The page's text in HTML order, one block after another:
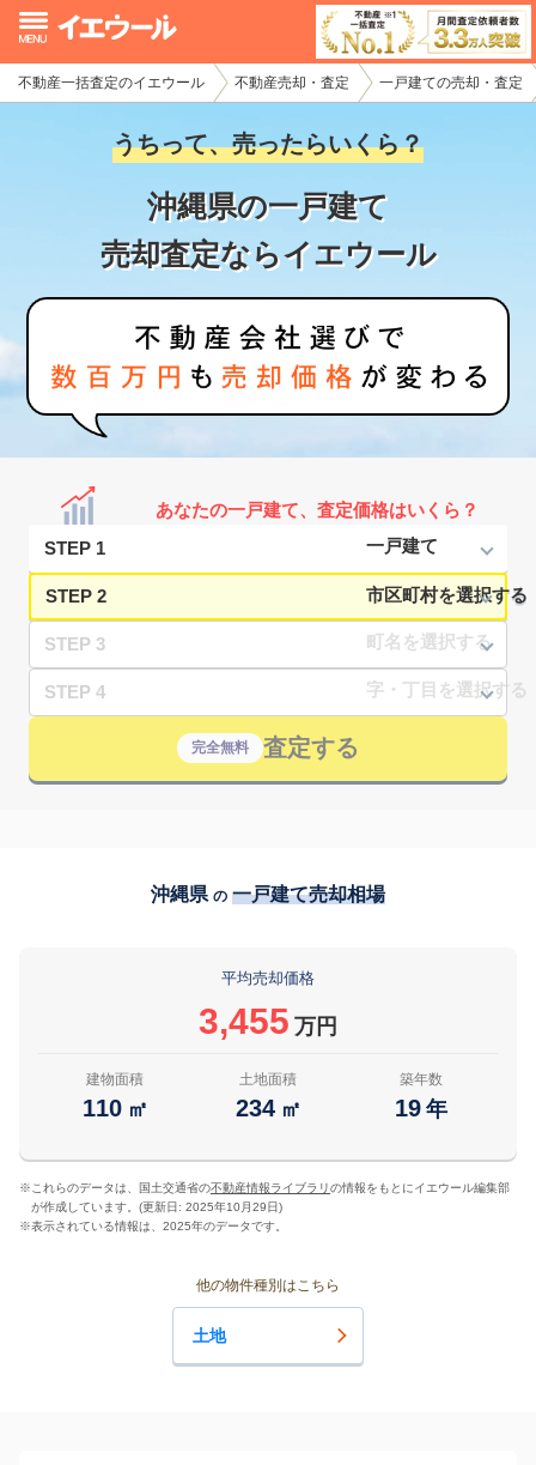
不動産一括査定のイエウール 不動産売却・査定 一戸建ての売却・査定
うちって、売ったらいくら？
沖縄県の一戸建て
売却査定ならイエウール
あなたの一戸建て、査定価格はいくら？
STEP 1
STEP 2
STEP 3
STEP 4
完全無料 査定する
沖縄県 の 一戸建て売却相場
平均売却価格
3,455 万円
建物面積
110 ㎡
土地面積
234 ㎡
築年数
19 年
※ これらのデータは、国土交通省の不動産情報ライブラリの情報をもとにイエウール編集部
が作成しています。(更新日: 2025年10月29日)
※表示されている情報は、2025年のデータです。
他の物件種別はこちら
土地
イエウール加盟希望の不動産会社様
初めての方へ
不動産売却の流れ
不動産の売却・一括査定
家査定シミュレーター
お問い合わせ